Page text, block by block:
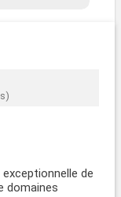
de
domaines